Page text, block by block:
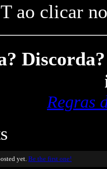
ao clicar
Regras
yet. Be the first one!